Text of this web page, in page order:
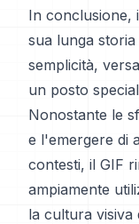
In conclusione,
sua lunga
semplicità,
un posto
Nonostante le
e l'emergere di
contesti, il GIF
ampiamente
la cultura visiva